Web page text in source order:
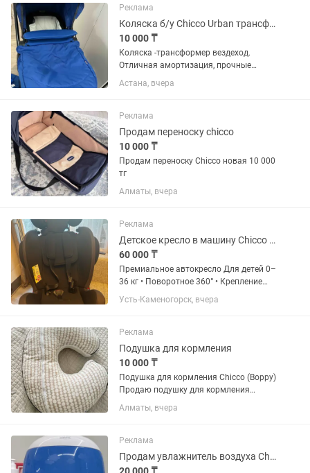
Реклама
Коляска б/у Chicco Urban трансформер
10 000 ₸
Коляска -трансформер вездеход.
Отличная амортизация, прочные
колеса, прогулка трансформируется в
люльку. Имеется дождевик
Астана, вчера
Реклама
Продам переноску chicco
10 000 ₸
Продам переноску Chicco новая 10 000
тг
Алматы, вчера
Реклама
Детское кресло в машину Chicco 360 ISOFIX 036 кг
60 000 ₸
Премиальное автокресло Для детей 0–
36 кг • Поворотное 360° • Крепление
ISOFIX • Регулируемый наклон спинки и
Усть-Каменогорск, вчера
Реклама
Подушка для кормления
10 000 ₸
Подушка для кормления Chicco (Boppy)
Продаю подушку для кормления
Chicco в отличном состоянии. Очень
удобная для грудного и бутылочного
шеи и рук. Также можно...
Алматы, вчера
Реклама
Продам увлажнитель воздуха Chicco